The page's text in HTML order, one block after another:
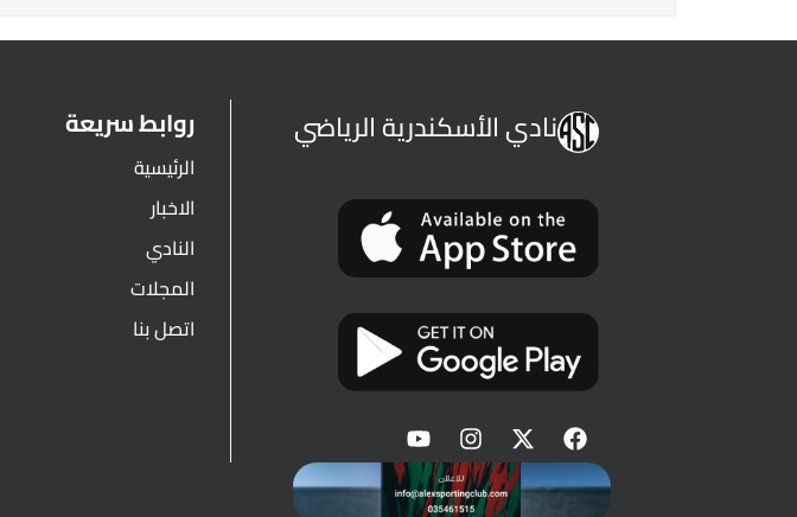
نادي الأسكندرية الرياضي روابط سريعة
الرئيسية
الاخبار
النادي
المجلات
اتصل بنا